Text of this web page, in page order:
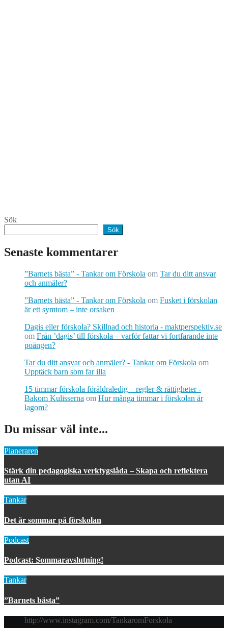
Sök
Sök
Senaste kommentarer
”Barnets bästa” - Tankar om Förskola om Tar du ditt ansvar
och anmäler?
”Barnets bästa” - Tankar om Förskola om Fusket i förskolan
är ett symtom – inte orsaken
Dagis eller förskola? Skillnad och historia - maktperspektiv.se
om Från ’dagis’ till förskola – varför fattar vi fortfarande inte
poängen?
Tar du ditt ansvar och anmäler? - Tankar om Förskola om
Upptäck barn som far illa
15 timmar förskola föräldraledig – regler & rättigheter -
Bakom Kulisserna om Hur många timmar i förskolan är
lagom?
Du missar väl inte...
Planeraren
Stärk din pedagogiska verktygslåda – Skapa och reflektera
utan AI
Tankar
Det är sommar på förskolan
Podcast
Podcast: Sommaravslutning!
Tankar
”Barnets bästa”
http://www.instagram.com/TankaromForskola